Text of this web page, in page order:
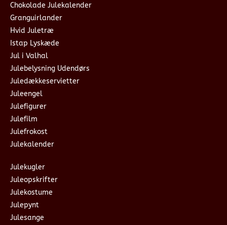
Chokolade Julekalender
Granguirlander
Hvid Juletræ
Istap Lyskæde
Jul i Valhal
Julebelysning Udendørs
Juledækkeservietter
Juleengel
Julefigurer
Julefilm
Julefrokost
Julekalender
Julekugler
Juleopskrifter
Julekostume
Julepynt
Julesange